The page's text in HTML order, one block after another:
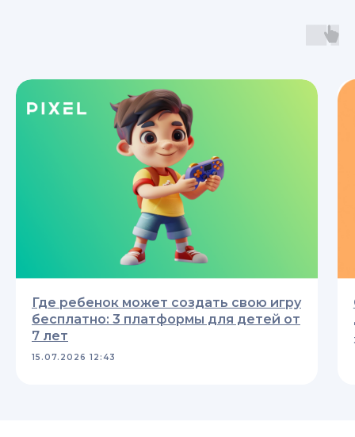
Где ребенок может создать свою игру
бесплатно: 3 платформы для детей от
7 лет
15.07.2026 12:43